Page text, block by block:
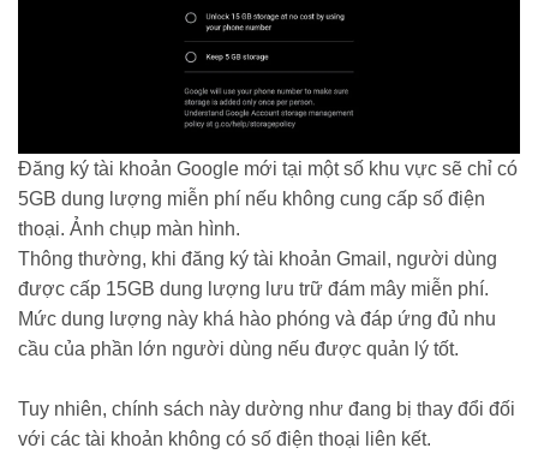
Đăng ký tài khoản Google mới tại một số khu vực sẽ chỉ có
5GB dung lượng miễn phí nếu không cung cấp số điện
thoại. Ảnh chụp màn hình.
Thông thường, khi đăng ký tài khoản Gmail, người dùng
được cấp 15GB dung lượng lưu trữ đám mây miễn phí.
Mức dung lượng này khá hào phóng và đáp ứng đủ nhu
cầu của phần lớn người dùng nếu được quản lý tốt.
Tuy nhiên, chính sách này dường như đang bị thay đổi đối
với các tài khoản không có số điện thoại liên kết.